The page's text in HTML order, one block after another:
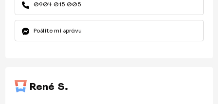
0904 015 005
Pošlite mi správu
René S.